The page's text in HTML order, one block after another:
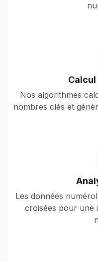
Nos algorithmes
nombres clés et
Les données
croisées pour une